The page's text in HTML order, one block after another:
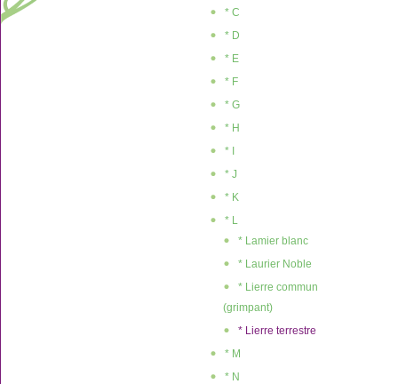
* C
* D
* E
* F
* G
* H
* I
* J
* K
* L
* Lamier blanc
* Laurier Noble
* Lierre commun
(grimpant)
* Lierre terrestre
* M
* N